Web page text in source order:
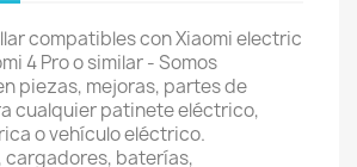
compatibles con Xiaomi electric
4 Pro o similar - Somos
piezas, mejoras, partes de
cualquier patinete eléctrico,
o vehículo eléctrico.
cargadores, baterías,